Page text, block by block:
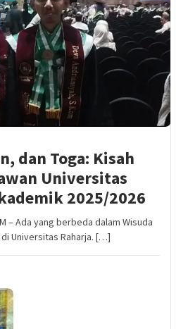
dan Toga: Kisah
Universitas
2025/2026
– Ada yang berbeda dalam Wisuda
Universitas Raharja. […]